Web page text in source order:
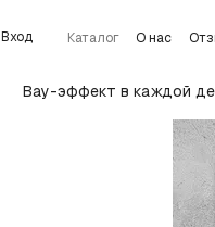
Вход Каталог О нас
Вау-эффект в каждой